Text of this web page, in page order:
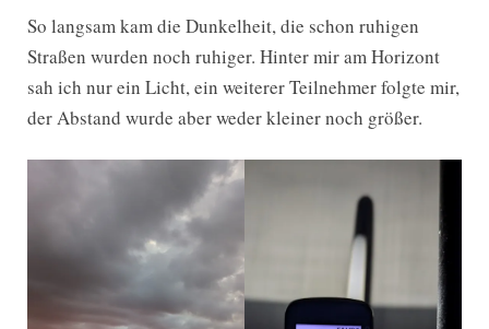
So langsam kam die Dunkelheit, die schon ruhigen
Straßen wurden noch ruhiger. Hinter mir am Horizont
sah ich nur ein Licht, ein weiterer Teilnehmer folgte mir,
der Abstand wurde aber weder kleiner noch größer.